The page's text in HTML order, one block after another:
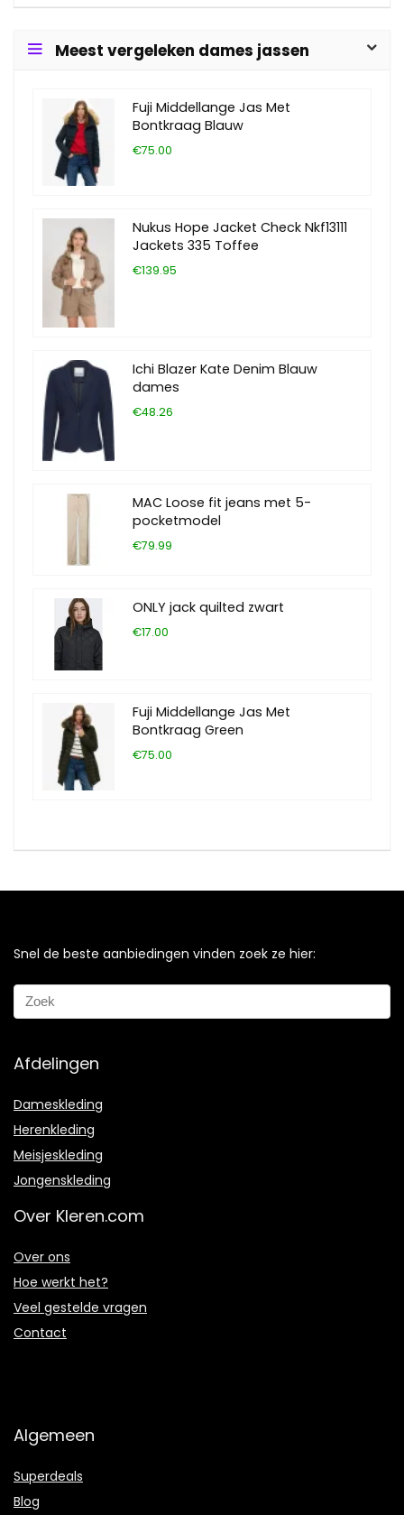
Meest vergeleken dames jassen
Fuji Middellange Jas Met
Bontkraag Blauw
€75.00
Nukus Hope Jacket Check Nkf13111
Jackets 335 Toffee
€139.95
Ichi Blazer Kate Denim Blauw
dames
€48.26
MAC Loose fit jeans met 5-
pocketmodel
€79.99
ONLY jack quilted zwart
€17.00
Fuji Middellange Jas Met
Bontkraag Green
€75.00
Snel de beste aanbiedingen vinden zoek ze hier:
Afdelingen
Dameskleding
Herenkleding
Meisjeskleding
Jongenskleding
Over Kleren.com
Over ons
Hoe werkt het?
Veel gestelde vragen
Contact
Algemeen
Superdeals
Blog